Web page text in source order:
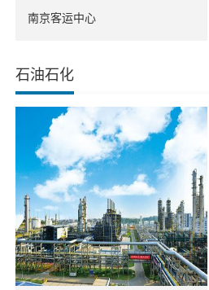
南京客运中心
石油石化